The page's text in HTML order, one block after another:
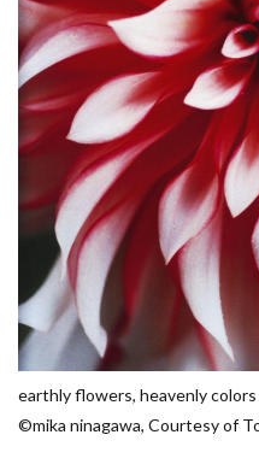
earthly flowers, heavenly colors
©mika ninagawa, Courtesy of